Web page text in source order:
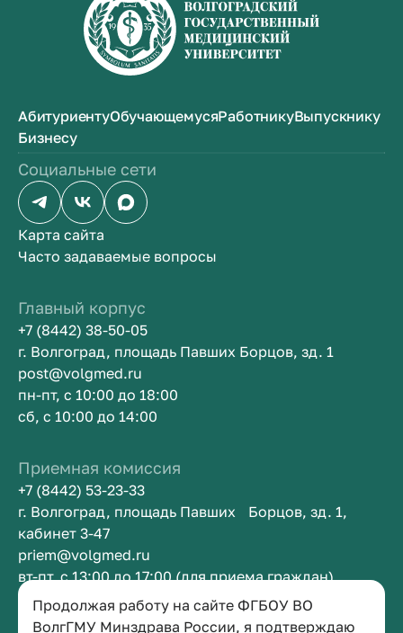
Продолжая работу на сайте ФГБОУ ВО
ВолгГМУ Минздрава России, я подтверждаю
АбитуриентуОбучающемусяРаботникуВыпускнику
Бизнесу
Социальные сети
Карта сайта
Часто задаваемые вопросы
Главный корпус
+7 (8442) 38-50-05
г. Волгоград, площадь Павших Борцов, зд. 1
post@volgmed.ru
пн-пт, с 10:00 до 18:00
сб, с 10:00 до 14:00
Приемная комиссия
+7 (8442) 53-23-33
г. Волгоград, площадь Павших Борцов, зд. 1,
кабинет 3-47
priem@volgmed.ru
вт-пт, с 13:00 до 17:00 (для приема граждан)
Приемная ректора